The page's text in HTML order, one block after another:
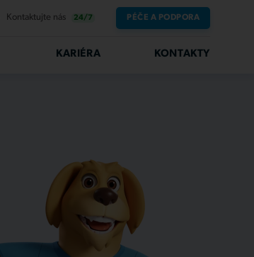
Kontaktujte nás 24/7 PÉČE A PODPORA
KARIÉRA KONTAKTY